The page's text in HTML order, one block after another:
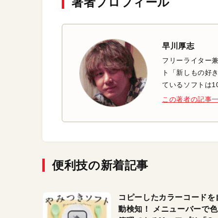
早川厚志
フリーライター
ト「新しもの好
ているソフトは
この著者の記事
便利技の新着記事
コピーしたカラーコードを
動検知！ メニューバーで